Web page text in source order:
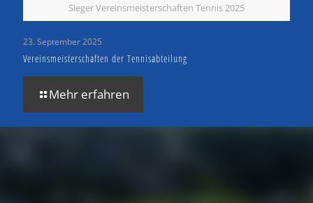
Sieger Vereinsmeisterschaften Tennis 2025
23. September 2025
Vereinsmeisterschaften der Tennisabteilung
Mehr erfahren